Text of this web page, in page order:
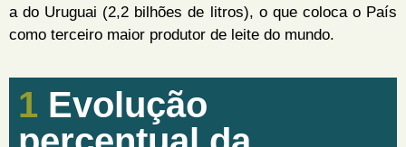
a do Uruguai (2,2 bilhões de litros), o que coloca o País
como terceiro maior produtor de leite do mundo.
1 Evolução